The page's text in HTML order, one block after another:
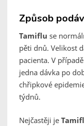
Způsob
Tamiflu se
pěti dnů. Velikost
pacienta. V
jedna dávka po
chřipkové
týdnů.
Nejčastěji je